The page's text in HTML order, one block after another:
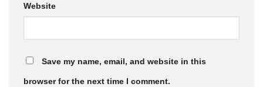
Website
Save my name, email, and website in this
browser for the next time I comment.